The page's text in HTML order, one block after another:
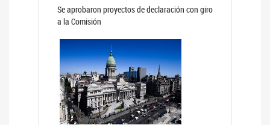
Se aprobaron proyectos de declaración con giro
a la Comisión